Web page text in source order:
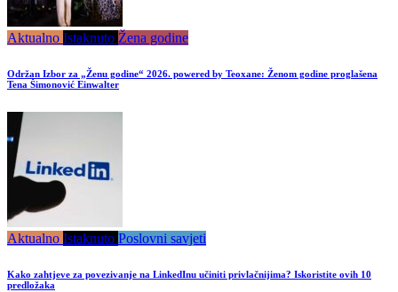
Aktualno Istaknuto Žena godine
Održan Izbor za „Ženu godine“ 2026. powered by Teoxane: Ženom godine proglašena
Tena Šimonović Einwalter
Aktualno Istaknuto Poslovni savjeti
Kako zahtjeve za povezivanje na LinkedInu učiniti privlačnijima? Iskoristite ovih 10
predložaka